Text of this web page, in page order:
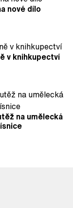
nové dílo
v knihkupectví
na umělecká